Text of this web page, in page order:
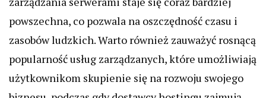
powszechna, co pozwala na oszczędność czasu i
zasobów ludzkich. Warto również zauważyć rosnącą
popularność usług zarządzanych, które umożliwiają
użytkownikom skupienie się na rozwoju swojego